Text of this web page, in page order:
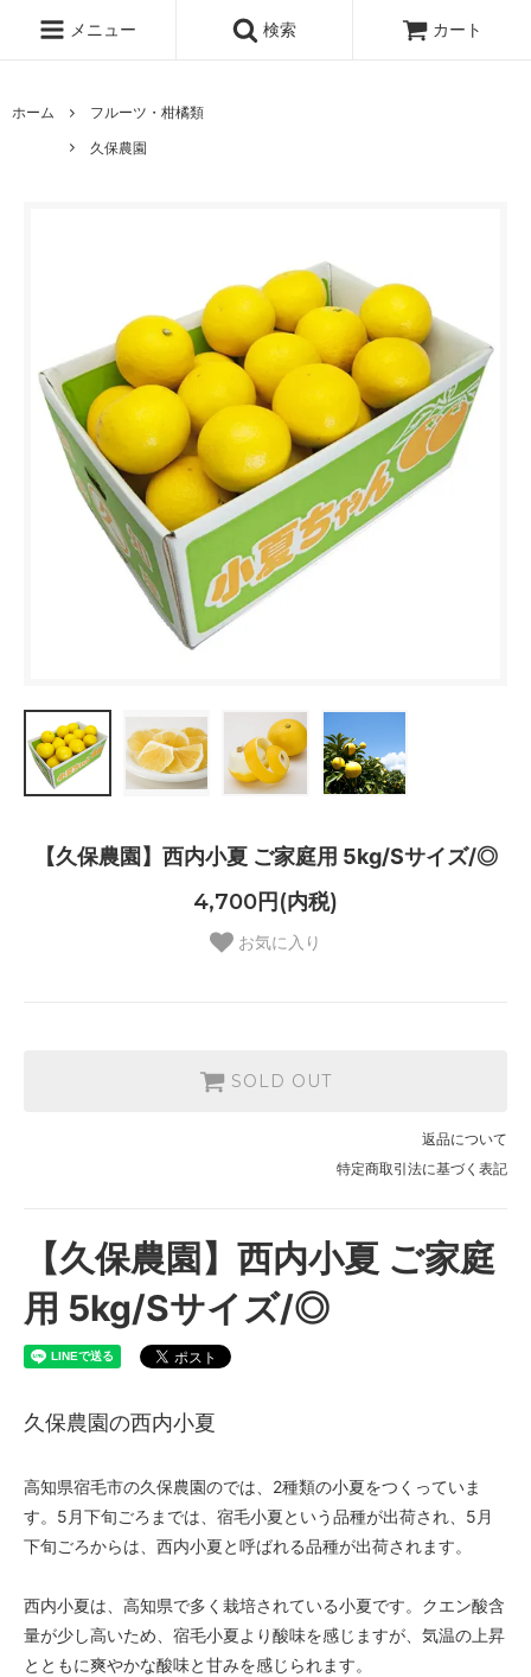
メニュー 検索 カート
ホーム
フルーツ・柑橘類
久保農園
【久保農園】西内小夏 ご家庭用 5kg/Sサイズ/◎
4,700円(内税)
お気に入り
SOLD OUT
返品について
特定商取引法に基づく表記
【久保農園】西内小夏 ご家庭
用 5kg/Sサイズ/◎
久保農園の西内小夏
高知県宿毛市の久保農園のでは、2種類の小夏をつくっていま
す。5月下旬ごろまでは、宿毛小夏という品種が出荷され、5月
下旬ごろからは、西内小夏と呼ばれる品種が出荷されます。
西内小夏は、高知県で多く栽培されている小夏です。クエン酸含
量が少し高いため、宿毛小夏より酸味を感じますが、気温の上昇
とともに爽やかな酸味と甘みを感じられます。